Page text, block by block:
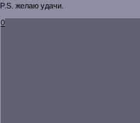
P.S. желаю удачи.
0